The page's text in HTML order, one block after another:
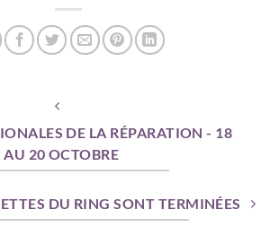
DE LA RÉPARATION - 18
AU 20 OCTOBRE
DU RING SONT TERMINÉES